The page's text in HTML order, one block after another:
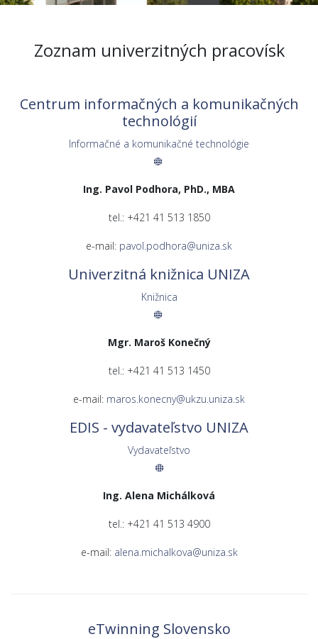
Zoznam univerzitných pracovísk
Centrum informačných a komunikačných
technológií
Informačné a komunikačné technológie
Ing. Pavol Podhora, PhD., MBA
tel.: +421 41 513 1850
e-mail: pavol.podhora@uniza.sk
Univerzitná knižnica UNIZA
Knižnica
Mgr. Maroš Konečný
tel.: +421 41 513 1450
e-mail: maros.konecny@ukzu.uniza.sk
EDIS - vydavateľstvo UNIZA
Vydavateľstvo
Ing. Alena Michálková
tel.: +421 41 513 4900
e-mail: alena.michalkova@uniza.sk
eTwinning Slovensko